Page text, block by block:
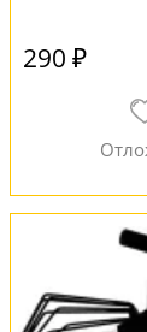
290 ₽